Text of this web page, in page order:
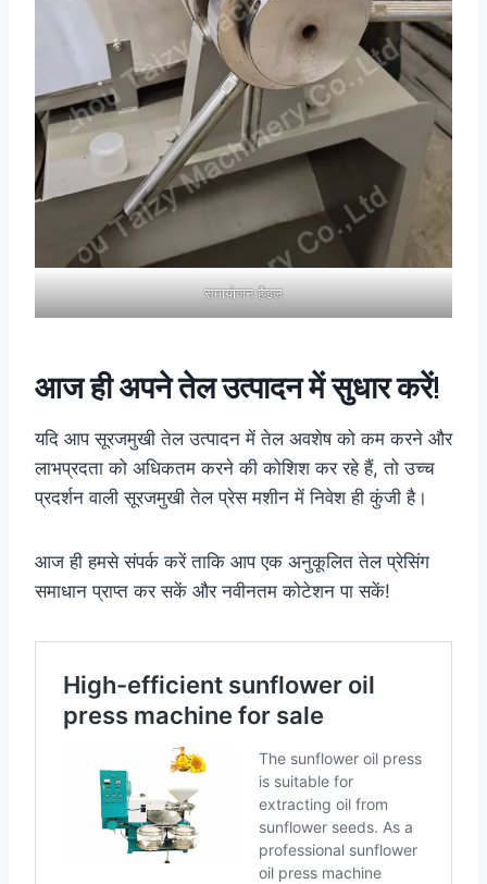
समायोजन हैंडल
आज ही अपने तेल उत्पादन में सुधार करें!
यदि आप सूरजमुखी तेल उत्पादन में तेल अवशेष को कम करने और
लाभप्रदता को अधिकतम करने की कोशिश कर रहे हैं, तो उच्च
प्रदर्शन वाली सूरजमुखी तेल प्रेस मशीन में निवेश ही कुंजी है।
आज ही हमसे संपर्क करें ताकि आप एक अनुकूलित तेल प्रेसिंग
समाधान प्राप्त कर सकें और नवीनतम कोटेशन पा सकें!